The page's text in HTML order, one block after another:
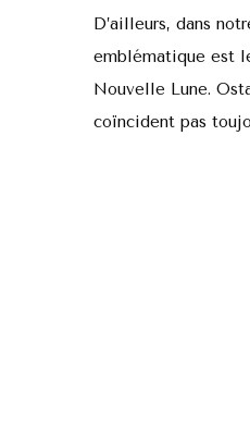
D’ailleurs, dans
emblématique est
Nouvelle Lune.
coïncident pas